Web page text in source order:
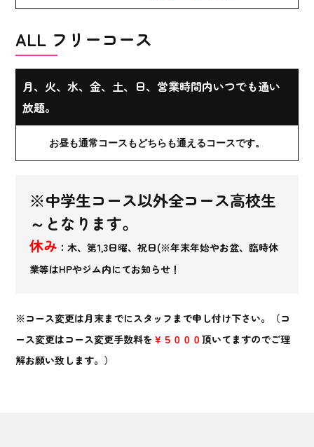
ALL フリーコース
月、火、水、金、土、日、営業時間内いつでも通い
放題。
お昼も通常コースもどちらも通えるコースです。
※中学生コース以外全コース高校生
～となります。
休み ：木、第1,3日曜、祝日(※年末年始やお盆、臨時休
業等はHPやジム内にてお知らせ！
※コース変更は月末までにスタッフまで申し付け下さい。（コ
ース変更はコース変更手数料を ￥５０００頂いてますのでご理
解お願い致します。）